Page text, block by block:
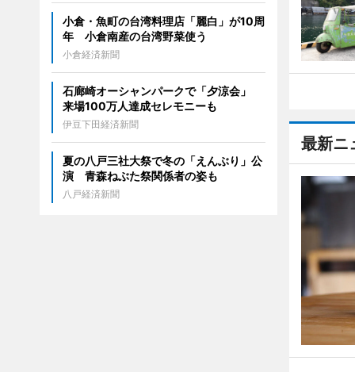
最新ニ
小倉・魚町の台湾料理店「麗白」が10周
年 小倉南産の台湾野菜使う
小倉経済新聞
石廊崎オーシャンパークで「夕涼会」
来場100万人達成セレモニーも
伊豆下田経済新聞
夏の八戸三社大祭で冬の「えんぶり」公
演 青森ねぶた祭関係者の姿も
八戸経済新聞